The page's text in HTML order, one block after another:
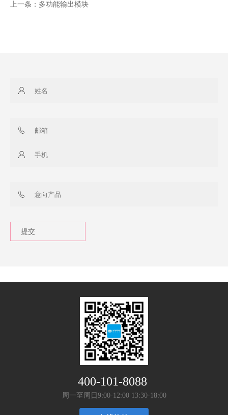
上一条： 多功能输出模块
400-101-8088
周一至周日9:00-12:00 13:30-18:00